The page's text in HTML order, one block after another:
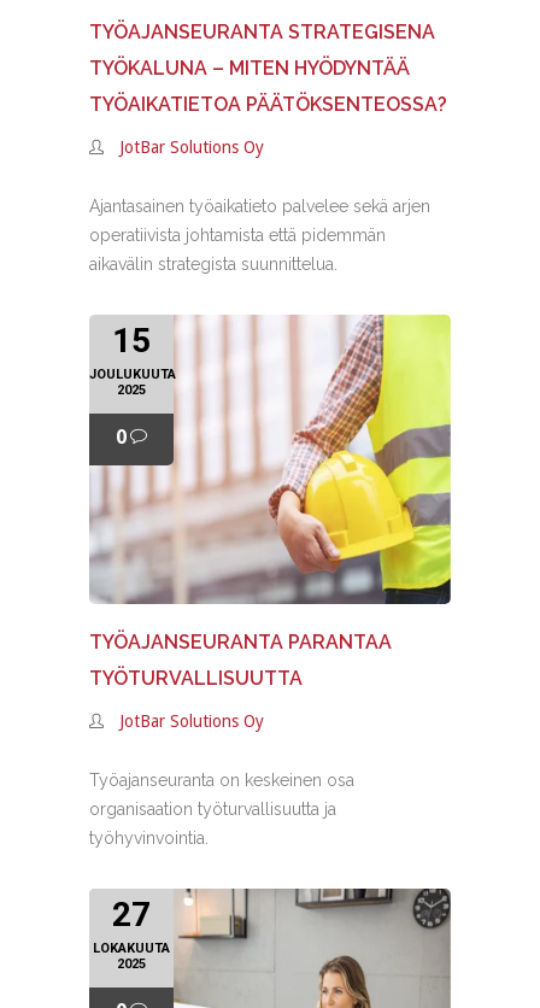
TYÖAJANSEURANTA STRATEGISENA
TYÖKALUNA – MITEN HYÖDYNTÄÄ
TYÖAIKATIETOA PÄÄTÖKSENTEOSSA?
JotBar Solutions Oy
Ajantasainen työaikatieto palvelee sekä arjen
operatiivista johtamista että pidemmän
aikavälin strategista suunnittelua.
15
JOULUKUUTA
2025
0
TYÖAJANSEURANTA PARANTAA
TYÖTURVALLISUUTTA
JotBar Solutions Oy
Työajanseuranta on keskeinen osa
organisaation työturvallisuutta ja
työhyvinvointia.
27
LOKAKUUTA
2025